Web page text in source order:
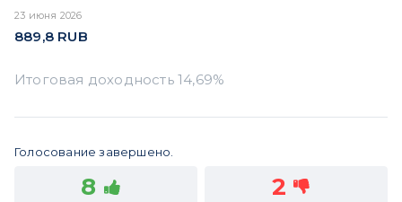
23 июня 2026
889,8 RUB
Голосование завершено.
8 2